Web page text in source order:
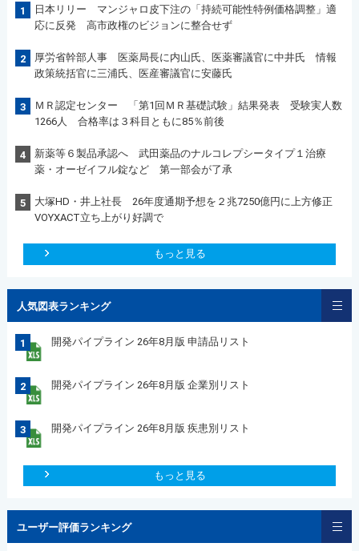
1
日本リリー マンジャロ皮下注の「持続可能性特例価格調整」適
応に反発 高市政権のビジョンに整合せず
2
厚労省幹部人事 医薬局長に内山氏、医薬審議官に中井氏 情報
政策統括官に三浦氏、医産審議官に安藤氏
3
ＭＲ認定センター 「第1回ＭＲ基礎試験」結果発表 受験実人数
1266人 合格率は３科目ともに85％前後
4
新薬等６製品承認へ 武田薬品のナルコレプシータイプ１治療
薬・オーゼイフル錠など 第一部会が了承
5
大塚HD・井上社長 26年度通期予想を２兆7250億円に上方修正
VOYXACT立ち上がり好調で
もっと見る
人気図表ランキング
1 開発パイプライン 26年8月版 申請品リスト
2 開発パイプライン 26年8月版 企業別リスト
3 開発パイプライン 26年8月版 疾患別リスト
もっと見る
ユーザー評価ランキング